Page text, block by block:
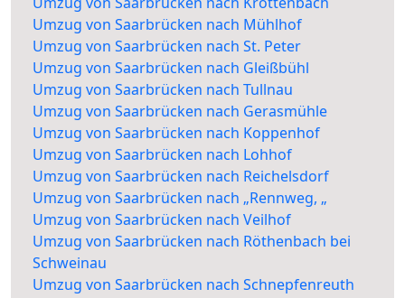
Umzug von Saarbrücken nach Mühlhof
Umzug von Saarbrücken nach St. Peter
Umzug von Saarbrücken nach Gleißbühl
Umzug von Saarbrücken nach Tullnau
Umzug von Saarbrücken nach Gerasmühle
Umzug von Saarbrücken nach Koppenhof
Umzug von Saarbrücken nach Lohhof
Umzug von Saarbrücken nach Reichelsdorf
Umzug von Saarbrücken nach „Rennweg, „
Umzug von Saarbrücken nach Veilhof
Umzug von Saarbrücken nach Röthenbach bei
Schweinau
Umzug von Saarbrücken nach Schnepfenreuth